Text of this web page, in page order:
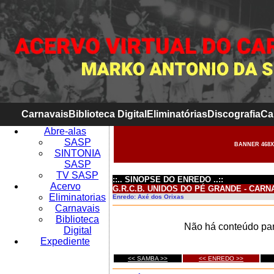
CarnavaisBiblioteca Digital EliminatóriasDiscografia
Abre-alas
SASP
SINTONIA
SASP
TV SASP
Acervo
Eliminatorias
Carnavais
Biblioteca
Digital
Expediente
BANNER
::.. SINOPSE DO ENREDO ..::
G.R.C.B. UNIDOS DO PÉ GRANDE -
Enredo: Axé dos Orixas
Não há conteúdo
<< SAMBA >> << ENREDO >>